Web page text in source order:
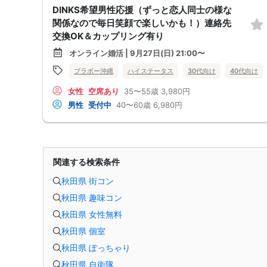
DINKS希望男性応援（ずっと恋人同士の様な
関係なので毎日笑顔で楽しいかも！）連絡先
交換OK＆カップリング有り
オンライン婚活 | 9月27日(日) 21:00〜
ブラボー沖縄 ハイステータス 30代向け 40代向け
女性 空席あり 35〜55歳 3,980円
男性 受付中 40〜60歳 6,980円
関連する検索条件
秋田県 街コン
秋田県 趣味コン
秋田県 女性無料
秋田県 個室
秋田県 ぽっちゃり
秋田県 自衛隊